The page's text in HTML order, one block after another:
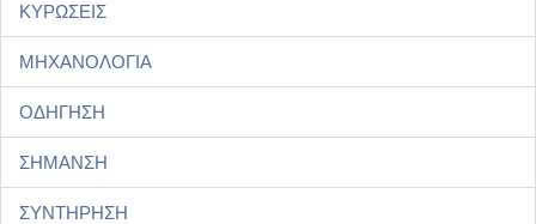
ΚΥΡΩΣΕΙΣ
ΜΗΧΑΝΟΛΟΓΙΑ
ΟΔΗΓΗΣΗ
ΣΗΜΑΝΣΗ
ΣΥΝΤΗΡΗΣΗ